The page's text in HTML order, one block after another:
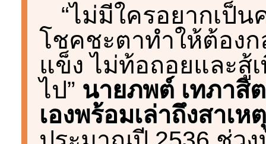
“ไม่มีใครอยากเป็
โชคชะตาทำให้ต้อง
แข็ง ไม่ท้อถอยและสู้
ไป” นายภพต์ เทภาสิ
เองพร้อมเล่าถึงสาเ